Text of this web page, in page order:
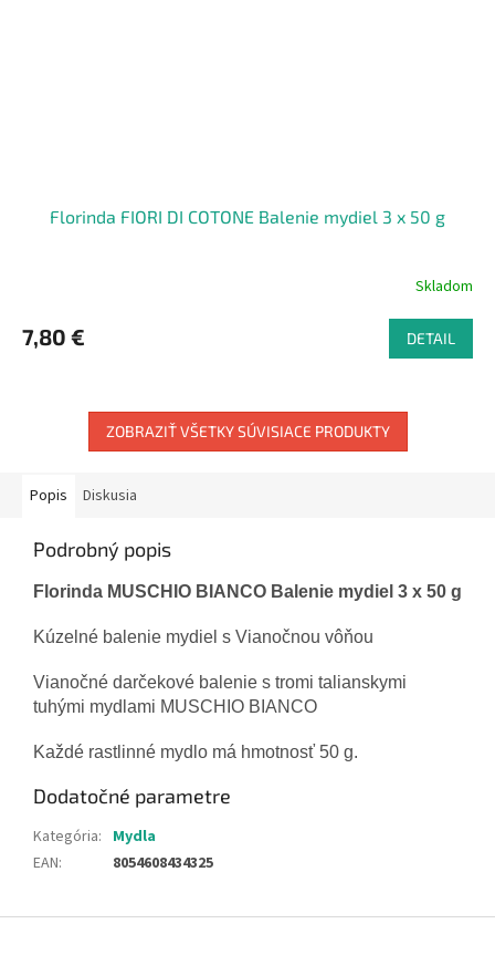
Florinda FIORI DI COTONE Balenie mydiel 3 x 50 g
Skladom
7,80 € DETAIL
ZOBRAZIŤ VŠETKY SÚVISIACE PRODUKTY
Popis Diskusia
Podrobný popis
Florinda MUSCHIO BIANCO Balenie mydiel 3 x 50 g
Kúzelné balenie mydiel s Vianočnou vôňou
Vianočné darčekové balenie s tromi talianskymi
tuhými mydlami MUSCHIO BIANCO
Každé rastlinné mydlo má hmotnosť 50 g.
Dodatočné parametre
Kategória: Mydla
EAN: 8054608434325